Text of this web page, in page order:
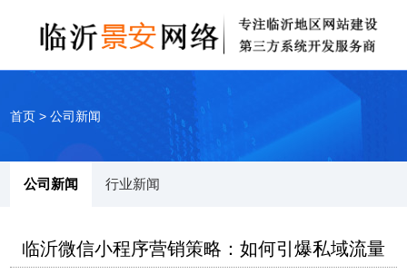
首页 >公司新闻
公司新闻 行业新闻
临沂微信小程序营销策略：如何引爆私域流量